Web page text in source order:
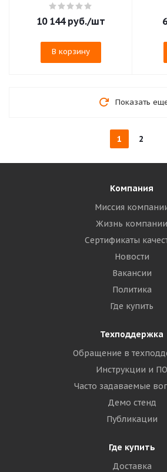
10 144руб./шт
В корзину
Показать
1 2
Компания
Миссия
Жизнь компании
Сертификаты
Новости
Вакансии
Политика
Где купить
Техподдержка
Обращение в
Инструкции и ПО
Часто задаваемые
Демо стенд
Публикации
Где купить
Доставка